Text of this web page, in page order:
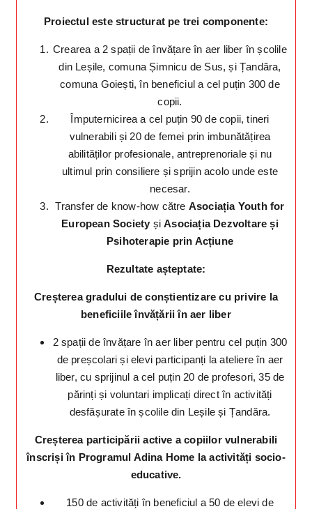
Proiectul este structurat pe trei componente:
Crearea a 2 spații de învățare în aer liber în școlile
din Leșile, comuna Șimnicu de Sus, și Țandăra,
comuna Goiești, în beneficiul a cel puțin 300 de
copii.
Împuternicirea a cel puțin 90 de copii, tineri
vulnerabili și 20 de femei prin imbunătățirea
abilităților profesionale, antreprenoriale și nu
ultimul prin consiliere și sprijin acolo unde este
necesar.
Transfer de know-how către Asociația Youth for
European Society șiAsociația Dezvoltare și
Psihoterapie prin Acțiune
Rezultate așteptate:
Creșterea gradului de conștientizare cu privire la
beneficiile învățării în aer liber
2 spații de învățare în aer liber pentru cel puțin 300
de preșcolari și elevi participanți la ateliere în aer
liber, cu sprijinul a cel puțin 20 de profesori, 35 de
părinți și voluntari implicați direct în activități
desfășurate în școlile din Leșile și Țandăra.
Creșterea participării active a copiilor vulnerabili
înscriși în Programul Adina Home la activități socio-
educative.
150 de activități în beneficiul a 50 de elevi de